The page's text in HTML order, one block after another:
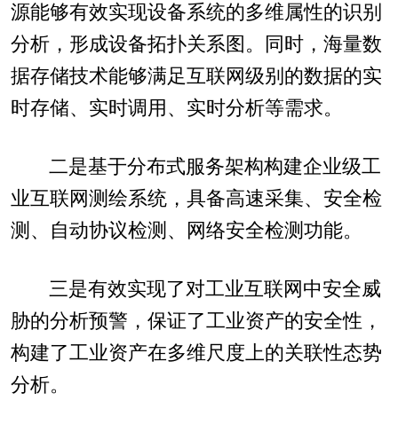
源能够有效实现设备系统的多维属性的识别
分析，形成设备拓扑关系图。同时，海量数
据存储技术能够满足互联网级别的数据的实
时存储、实时调用、实时分析等需求。
二是基于分布式服务架构构建企业级工
业互联网测绘系统，具备高速采集、安全检
测、自动协议检测、网络安全检测功能。
三是有效实现了对工业互联网中安全威
胁的分析预警，保证了工业资产的安全性，
构建了工业资产在多维尺度上的关联性态势
分析。